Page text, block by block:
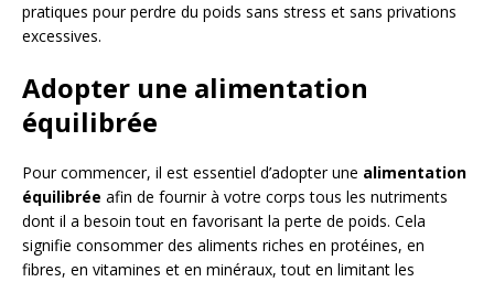
pratiques pour perdre du poids sans stress et sans privations
excessives.
Adopter une alimentation
équilibrée
Pour commencer, il est essentiel d’adopter une alimentation
équilibrée afin de fournir à votre corps tous les nutriments
dont il a besoin tout en favorisant la perte de poids. Cela
signifie consommer des aliments riches en protéines, en
fibres, en vitamines et en minéraux, tout en limitant les